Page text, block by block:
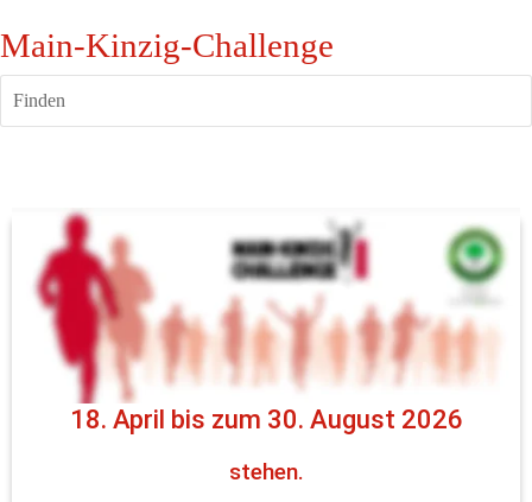
Main-Kinzig-Challenge
Finden
Hallo liebe Lauffreunde!
Die Veranstungstermine für die
19. Main-Kinzig-Challenge vom
18. April bis zum 30. August 2026
stehen.